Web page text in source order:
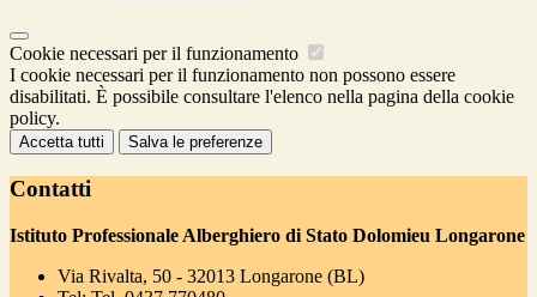
Cookie necessari per il funzionamento
I cookie necessari per il funzionamento non possono essere
disabilitati. È possibile consultare l'elenco nella pagina della cookie
policy.
Accetta tutti Salva le preferenze
Contatti
Istituto Professionale Alberghiero di Stato Dolomieu Longarone
Via Rivalta, 50 - 32013 Longarone (BL)